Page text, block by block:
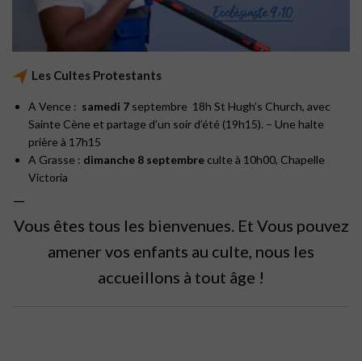
Les Cultes Protestants
A Vence : samedi 7 septembre 18h St Hugh’s Church, avec
Sainte Cène et partage d’un soir d’été (19h15). – Une halte
prière à 17h15
A Grasse : dimanche 8 septembre culte à 10h00, Chapelle
Victoria
—
Vous êtes tous les bienvenues. Et Vous pouvez
amener vos enfants au culte, nous les
accueillons à tout âge !